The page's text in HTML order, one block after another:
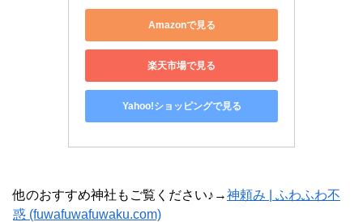
Amazonで見る
楽天市場で見る
Yahoo!ショッピングで見る
他のおすすめ神社もご覧ください♪→神頼み | ふわふわ不
惑 (fuwafuwafuwaku.com)